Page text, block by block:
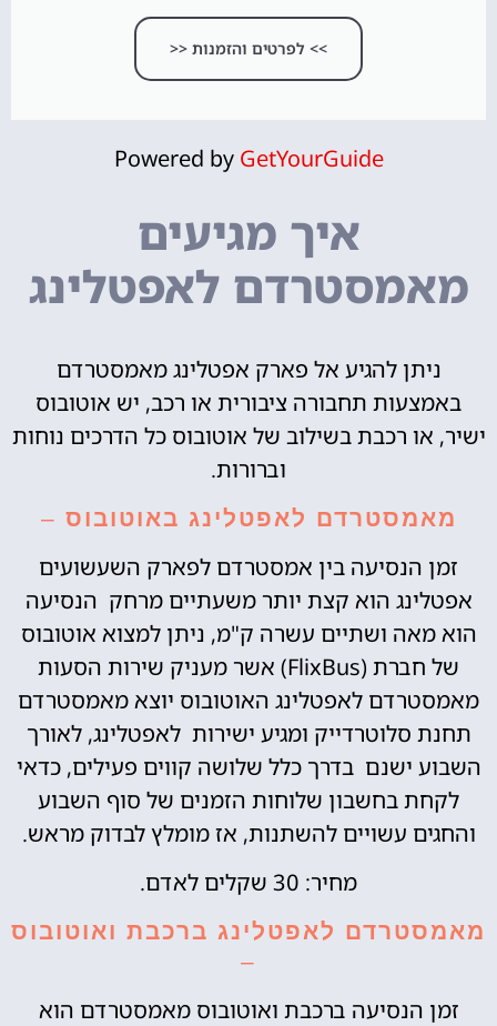
>> לפרטים והזמנות <<
Powered by GetYourGuide
איך מגיעים
מאמסטרדם לאפטלינג
ניתן להגיע אל פארק אפטלינג מאמסטרדם
באמצעות תחבורה ציבורית או רכב, יש אוטובוס
ישיר, או רכבת בשילוב של אוטובוס כל הדרכים נוחות
וברורות.
מאמסטרדם לאפטלינג באוטובוס –
זמן הנסיעה בין אמסטרדם לפארק השעשועים
אפטלינג הוא קצת יותר משעתיים מרחק הנסיעה
הוא מאה ושתיים עשרה ק"מ, ניתן למצוא אוטובוס
של חברת (FlixBus) אשר מעניק שירות הסעות
מאמסטרדם לאפטלינג האוטובוס יוצא מאמסטרדם
תחנת סלוטרדייק ומגיע ישירות לאפטלינג, לאורך
השבוע ישנם בדרך כלל שלושה קווים פעילים, כדאי
לקחת בחשבון שלוחות הזמנים של סוף השבוע
והחגים עשויים להשתנות, אז מומלץ לבדוק מראש.
מחיר: 30 שקלים לאדם.
מאמסטרדם לאפטלינג ברכבת ואוטובוס
–
זמן הנסיעה ברכבת ואוטובוס מאמסטרדם הוא